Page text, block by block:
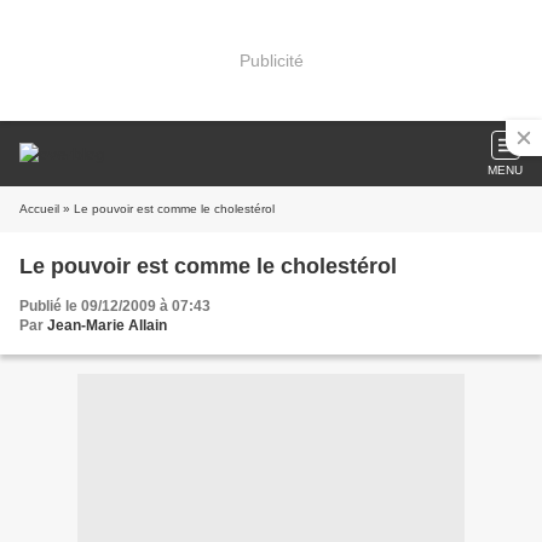
Publicité
MENU
Accueil » Le pouvoir est comme le cholestérol
Le pouvoir est comme le cholestérol
Publié le 09/12/2009 à 07:43
Par Jean-Marie Allain